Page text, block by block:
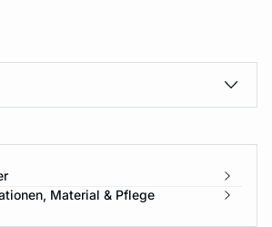
Material & Pflege